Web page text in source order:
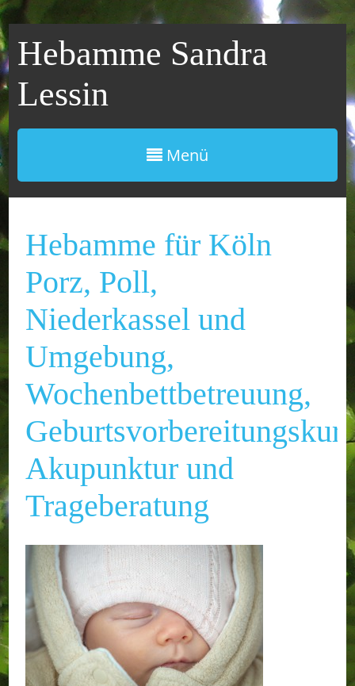
Hebamme Sandra
Lessin
Menü
Hebamme für Köln
Porz, Poll,
Niederkassel und
Umgebung,
Wochenbettbetreuung,
Akupunktur und
Trageberatung